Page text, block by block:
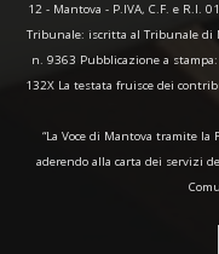
12 - Mantova - P.IVA, C.F. e R.I.
Tribunale: iscritta al Tribunale di
n. 9363 Pubblicazione a
132X La testata fruisce dei
“La Voce di Mantova tramite
aderendo alla carta dei servizi